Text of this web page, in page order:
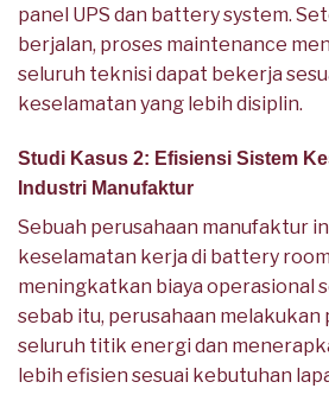
panel UPS dan battery system.
berjalan, proses maintenance
seluruh teknisi dapat bekerja
keselamatan yang lebih disiplin.
Studi Kasus 2: Efisiensi Sistem
Industri Manufaktur
Sebuah perusahaan manufaktur
keselamatan kerja di battery
meningkatkan biaya operasional
sebab itu, perusahaan melakukan
seluruh titik energi dan
lebih efisien sesuai kebutuhan